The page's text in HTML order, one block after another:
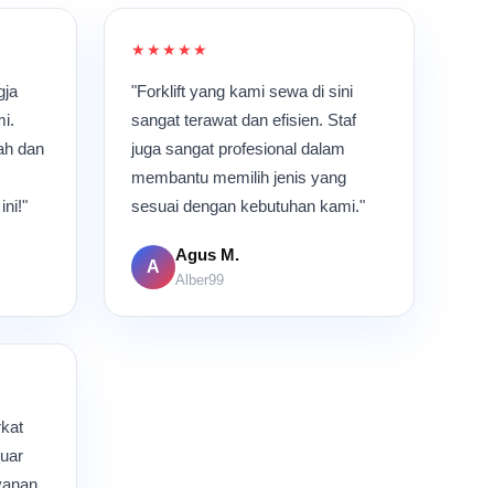
dan
★★★★★
"Forklift yang kami sewa di sini
sangat terawat dan efisien. Staf
juga sangat profesional dalam
membantu memilih jenis yang
sesuai dengan kebutuhan kami."
A
Agus M.
Alber99